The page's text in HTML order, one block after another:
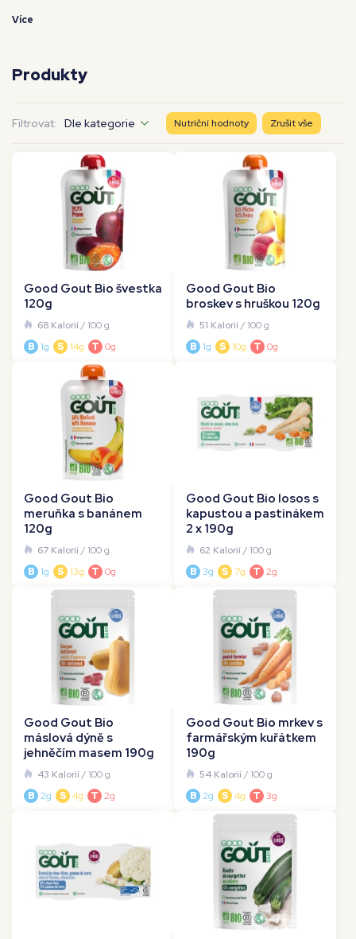
Více
Produkty
Filtrovat: Dle kategorie Nutriční hodnoty Zrušit vše
Good Gout Bio švestka
120g
68 Kalorií/ 100 g
B 1g S 14g T 0g
Good Gout Bio
broskev s hruškou 120g
51 Kalorií/ 100 g
B 1g S 10g T 0g
Good Gout Bio
meruňka s banánem
120g
67 Kalorií/ 100 g
B 1g S 13g T 0g
Good Gout Bio losos s
kapustou a pastinákem
2 x 190g
62 Kalorií/ 100 g
B 3g S 7g T 2g
Good Gout Bio
máslová dýně s
jehněčím masem 190g
43 Kalorií/ 100 g
B 2g S 4g T 2g
Good Gout Bio mrkev s
farmářským kuřátkem
190g
54 Kalorií/ 100 g
B 2g S 4g T 3g